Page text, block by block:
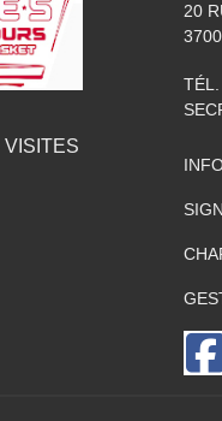
VISITES
20
TÉL.